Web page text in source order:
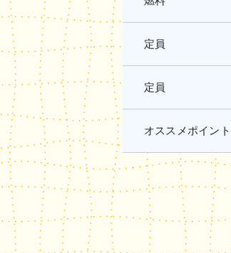
定員
定員
オススメポイント